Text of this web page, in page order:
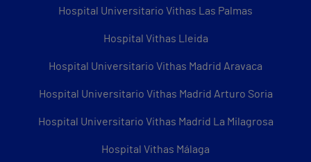
Hospital Universitario Vithas Las Palmas
Hospital Vithas Lleida
Hospital Universitario Vithas Madrid Aravaca
Hospital Universitario Vithas Madrid Arturo Soria
Hospital Universitario Vithas Madrid La Milagrosa
Hospital Vithas Málaga